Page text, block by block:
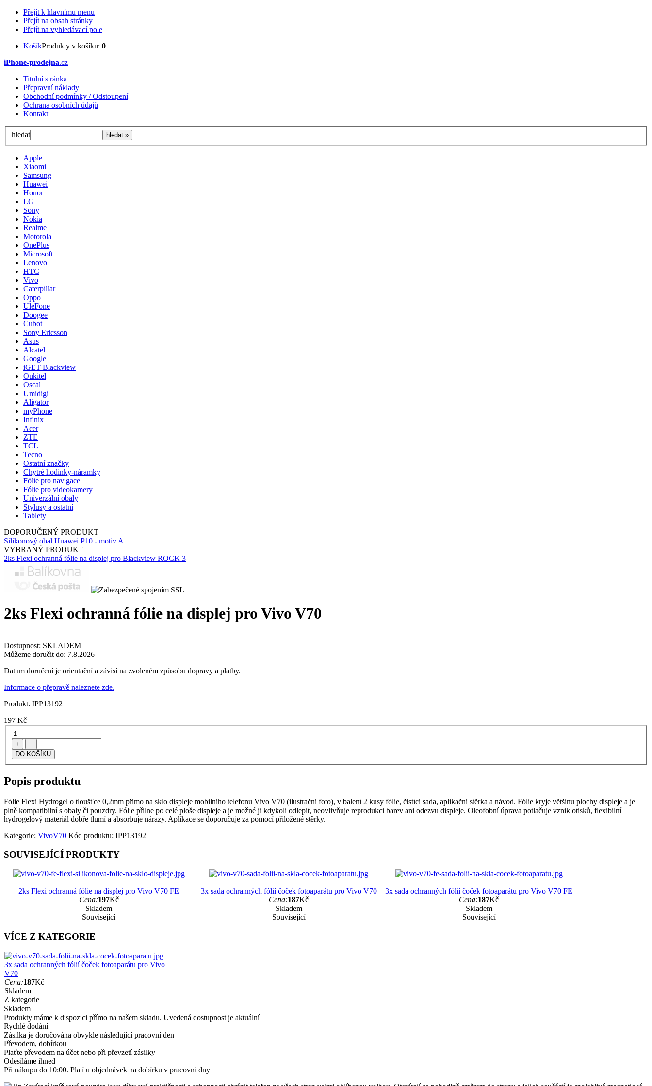
Přejít k hlavnímu menu
Přejít na obsah stránky
Přejít na vyhledávací pole
KošíkProdukty v košíku: 0
iPhone-prodejna.cz
Titulní stránka
Přepravní náklady
Obchodní podmínky / Odstoupení
Ochrana osobních údajů
Kontakt
hledat
Apple
Xiaomi
Samsung
Huawei
Honor
LG
Sony
Nokia
Realme
Motorola
OnePlus
Microsoft
Lenovo
HTC
Vivo
Caterpillar
Oppo
UleFone
Doogee
Cubot
Sony Ericsson
Asus
Alcatel
Google
iGET Blackview
Oukitel
Oscal
Umidigi
Aligator
myPhone
Infinix
Acer
ZTE
TCL
Tecno
Ostatní značky
Chytré hodinky-náramky
Fólie pro navigace
Fólie pro videokamery
Univerzální obaly
Stylusy a ostatní
Tablety
DOPORUČENÝ PRODUKT
Silikonový obal Huawei P10 - motiv A
VYBRANÝ PRODUKT
2ks Flexi ochranná fólie na displej pro Blackview ROCK 3
2ks Flexi ochranná fólie na displej pro Vivo V70
Dostupnost: SKLADEM
Můžeme doručit do: 7.8.2026
Datum doručení je orientační a závisí na zvoleném způsobu dopravy a platby.
Informace o přepravě naleznete zde.
Produkt: IPP13192
197 Kč
+ −
Popis produktu
Fólie Flexi Hydrogel o tloušťce 0,2mm přímo na sklo displeje mobilního telefonu Vivo V70 (ilustrační foto), v balení 2 kusy fólie, čistící sada, aplikační stěrka a návod. Fólie kryje většinu plochy displeje a je
plně kompatibilní s obaly či pouzdry. Fólie přilne po celé ploše displeje a je možné ji kdykoli odlepit, neovlivňuje reprodukci barev ani odezvu displeje. Oleofobní úprava potlačuje vznik otisků, flexibilní
hydrogelový materiál dobře tlumí a absorbuje nárazy. Aplikace se doporučuje za pomocí přiložené stěrky.
Kategorie: VivoV70 Kód produktu: IPP13192
SOUVISEJÍCÍ PRODUKTY
2ks Flexi ochranná fólie na displej pro Vivo V70 FE
Cena:197Kč
Skladem
Související
3x sada ochranných fólií čoček fotoaparátu pro Vivo V70
Cena:187Kč
Skladem
Související
3x sada ochranných fólií čoček fotoaparátu pro Vivo V70 FE
Cena:187Kč
Skladem
Související
VÍCE Z KATEGORIE
3x sada ochranných fólií čoček fotoaparátu pro Vivo
V70
Cena:187Kč
Skladem
Z kategorie
Skladem
Produkty máme k dispozici přímo na našem skladu. Uvedená dostupnost je aktuální
Rychlé dodání
Zásilka je doručována obvykle následující pracovní den
Převodem, dobírkou
Plaťte převodem na účet nebo při převzetí zásilky
Odesíláme ihned
Při nákupu do 10:00. Platí u objednávek na dobírku v pracovní dny